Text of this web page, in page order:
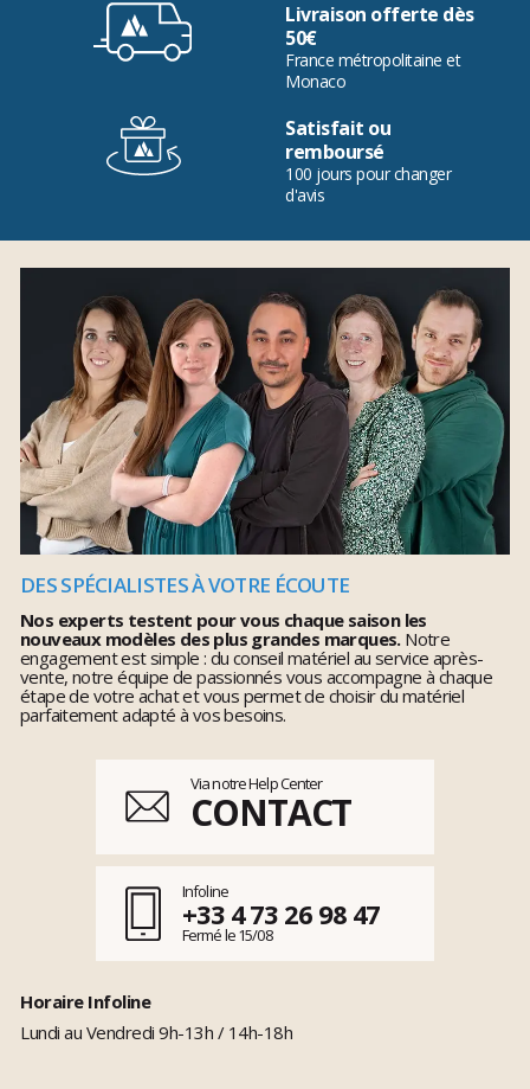
Livraison offerte dès
50€
France métropolitaine et
Monaco
Satisfait ou
remboursé
100 jours pour changer
d'avis
DES SPÉCIALISTES À VOTRE ÉCOUTE
Nos experts testent pour vous chaque saison les
nouveaux modèles des plus grandes marques.Notre
engagement est simple : du conseil matériel au service après-
vente, notre équipe de passionnés vous accompagne à chaque
étape de votre achat et vous permet de choisir du matériel
parfaitement adapté à vos besoins.
Via notre Help Center
CONTACT
Infoline
+33 4 73 26 98 47
Fermé le 15/08
Horaire Infoline
Lundi au Vendredi 9h-13h / 14h-18h